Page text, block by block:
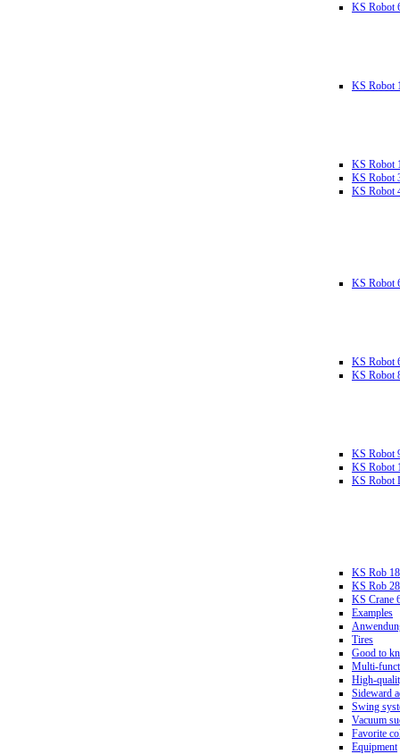
KS Robot
KS Robot
KS Robot
KS Robot
KS Robot
KS Robot
KS Robot
KS Robot
KS Robot
KS Robot
KS Robot
KS Rob
KS Rob
KS Crane
Examples
Tires
Good to
Multi-
High-
Sideward
Swing
Vacuum
Favorite
Equipment